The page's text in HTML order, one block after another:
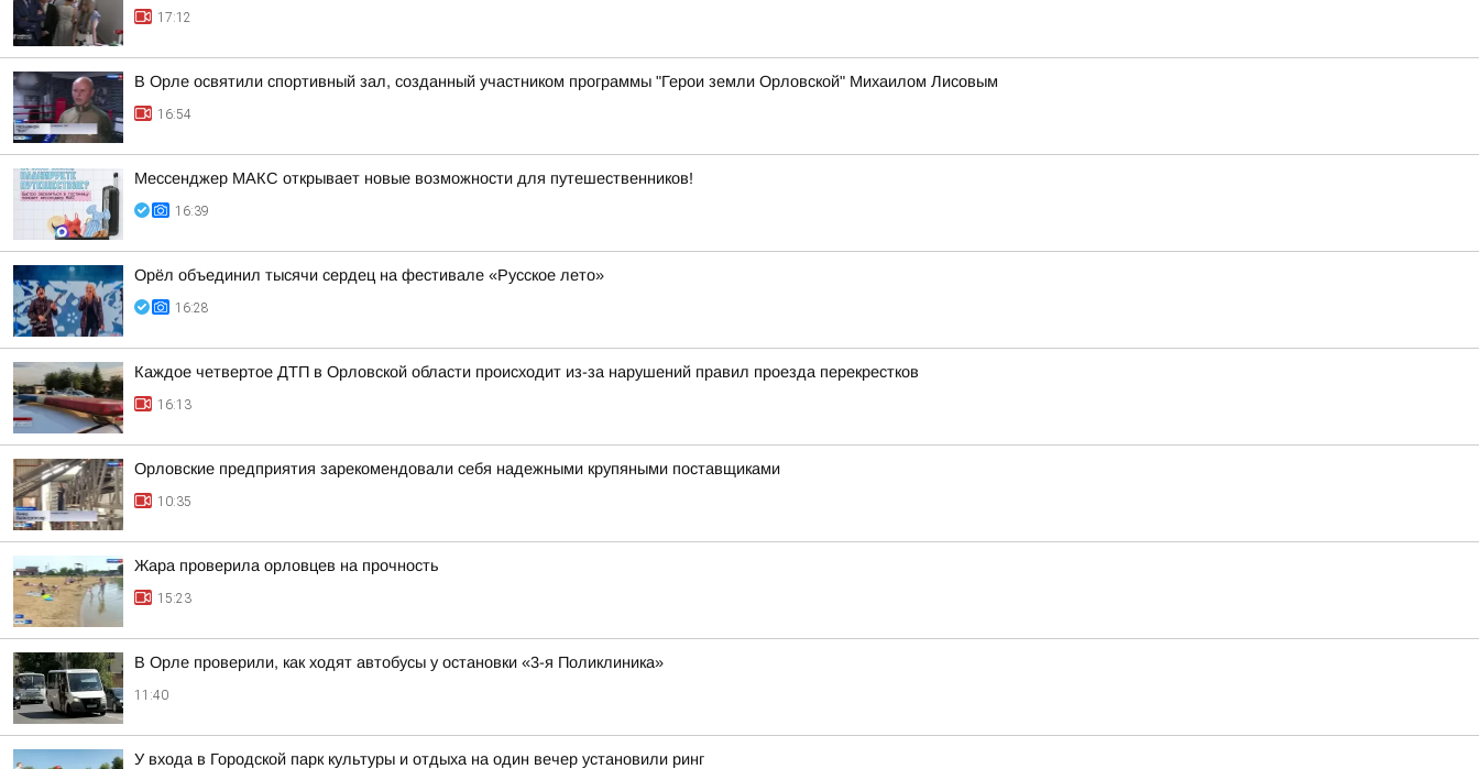
17:12
В Орле освятили спортивный зал, созданный участником программы "Герои земли Орловской" Михаилом Лисовым
16:54
Мессенджер МАКС открывает новые возможности для путешественников!
16:39
Орёл объединил тысячи сердец на фестивале «Русское лето»
16:28
Каждое четвертое ДТП в Орловской области происходит из-за нарушений правил проезда перекрестков
16:13
Орловские предприятия зарекомендовали себя надежными крупяными поставщиками
10:35
Жара проверила орловцев на прочность
15:23
В Орле проверили, как ходят автобусы у остановки «3-я Поликлиника»
11:40
У входа в Городской парк культуры и отдыха на один вечер установили ринг